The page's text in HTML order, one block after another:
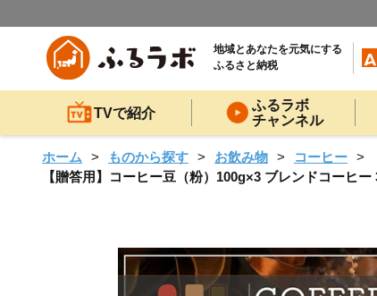
地域とあなたを元気にする
ふるさと納税
TVで紹介
ふるラボ
チャンネル
ホーム ものから探す お飲み物
コーヒー
【贈答用】コーヒー豆（粉）100g×3 ブレンドコーヒ